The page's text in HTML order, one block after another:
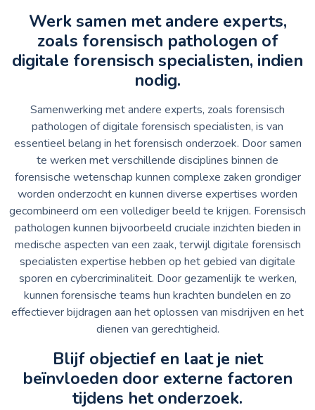
Werk samen met andere experts,
zoals forensisch pathologen of
digitale forensisch specialisten, indien
nodig.
Samenwerking met andere experts, zoals forensisch
pathologen of digitale forensisch specialisten, is van
essentieel belang in het forensisch onderzoek. Door samen
te werken met verschillende disciplines binnen de
forensische wetenschap kunnen complexe zaken grondiger
worden onderzocht en kunnen diverse expertises worden
gecombineerd om een vollediger beeld te krijgen. Forensisch
pathologen kunnen bijvoorbeeld cruciale inzichten bieden in
medische aspecten van een zaak, terwijl digitale forensisch
specialisten expertise hebben op het gebied van digitale
sporen en cybercriminaliteit. Door gezamenlijk te werken,
kunnen forensische teams hun krachten bundelen en zo
effectiever bijdragen aan het oplossen van misdrijven en het
dienen van gerechtigheid.
Blijf objectief en laat je niet
beïnvloeden door externe factoren
tijdens het onderzoek.